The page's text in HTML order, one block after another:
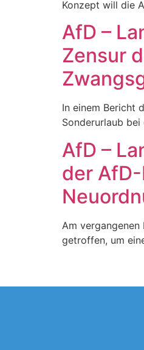
Konzept will die
AfD –
Zensur
In einem Bericht
Sonderurlaub
AfD –
der
Am
getroffen, um